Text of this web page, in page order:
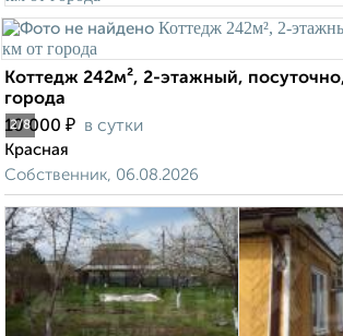
2/8
Коттедж 242м², 2-этажный,
города
10 000 ₽ в сутки
Красная
Собственник, 06.08.2026